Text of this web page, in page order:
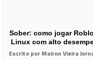
Sober: como jogar
Linux com alto
Escrito por Mairon Vieira